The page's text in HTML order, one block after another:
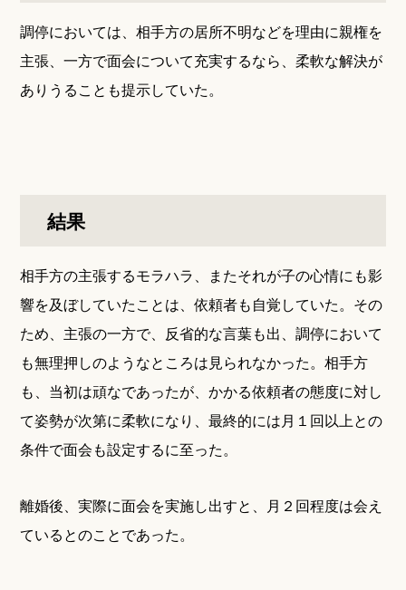
調停においては、相手方の居所不明などを理由に親権を
主張、一方で面会について充実するなら、柔軟な解決が
ありうることも提示していた。
結果
相手方の主張するモラハラ、またそれが子の心情にも影
響を及ぼしていたことは、依頼者も自覚していた。その
ため、主張の一方で、反省的な言葉も出、調停において
も無理押しのようなところは見られなかった。相手方
も、当初は頑なであったが、かかる依頼者の態度に対し
て姿勢が次第に柔軟になり、最終的には月１回以上との
条件で面会も設定するに至った。
離婚後、実際に面会を実施し出すと、月２回程度は会え
ているとのことであった。